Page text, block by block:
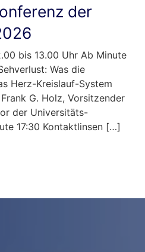
der
bis 13.00 Uhr Ab Minute
Was die
Herz-Kreislauf-System
G. Holz, Vorsitzender
der Universitäts-
17:30 Kontaktlinsen […]